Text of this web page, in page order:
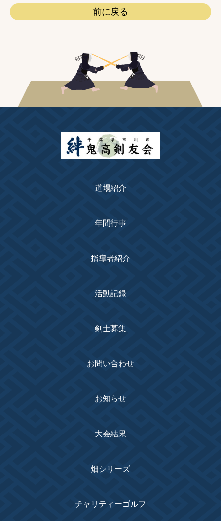
前に戻る
道場紹介
年間行事
指導者紹介
活動記録
剣士募集
お問い合わせ
お知らせ
大会結果
畑シリーズ
チャリティーゴルフ